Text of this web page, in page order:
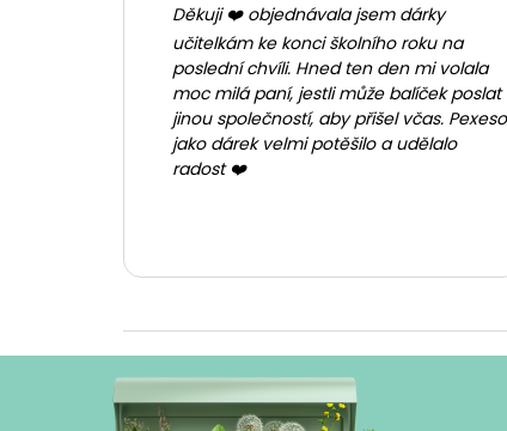
Děkuji ❤️ objednávala jsem dárky
učitelkám ke konci školního roku na
poslední chvíli. Hned ten den mi volala
moc milá paní, jestli může balíček poslat
jinou společností, aby přišel včas. Pexeso
jako dárek velmi potěšilo a udělalo
radost ❤️